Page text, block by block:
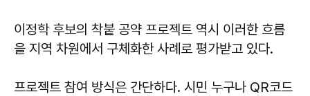
이정학 후보의 착붙 공약 프로젝트 역시 이러한 흐름
을 지역 차원에서 구체화한 사례로 평가받고 있다.
프로젝트 참여 방식은 간단하다. 시민 누구나 QR코드